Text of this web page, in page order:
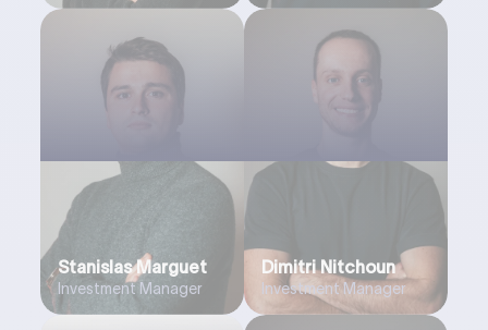
Stanislas Marguet
Investment Manager
Dimitri Nitchoun
Investment Manager